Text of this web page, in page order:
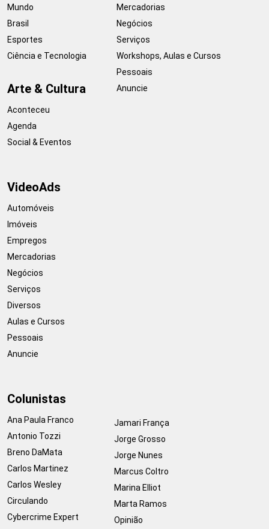
Mundo
Brasil
Esportes
Ciência e Tecnologia
Arte & Cultura
Aconteceu
Agenda
Social & Eventos
Mercadorias
Negócios
Serviços
Workshops, Aulas e Cursos
Pessoais
Anuncie
VideoAds
Automóveis
Imóveis
Empregos
Mercadorias
Negócios
Serviços
Diversos
Aulas e Cursos
Pessoais
Anuncie
Colunistas
Ana Paula Franco
Antonio Tozzi
Breno DaMata
Carlos Martinez
Carlos Wesley
Circulando
Cybercrime Expert
Jamari França
Jorge Grosso
Jorge Nunes
Marcus Coltro
Marina Elliot
Marta Ramos
Opinião